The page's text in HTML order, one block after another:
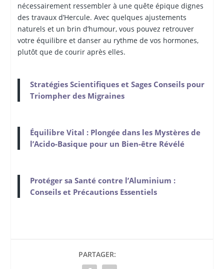
nécessairement ressembler à une quête épique dignes
des travaux d’Hercule. Avec quelques ajustements
naturels et un brin d’humour, vous pouvez retrouver
votre équilibre et danser au rythme de vos hormones,
plutôt que de courir après elles.
Stratégies Scientifiques et Sages Conseils pour
Triompher des Migraines
Équilibre Vital : Plongée dans les Mystères de
l’Acido-Basique pour un Bien-être Révélé
Protéger sa Santé contre l’Aluminium :
Conseils et Précautions Essentiels
PARTAGER: